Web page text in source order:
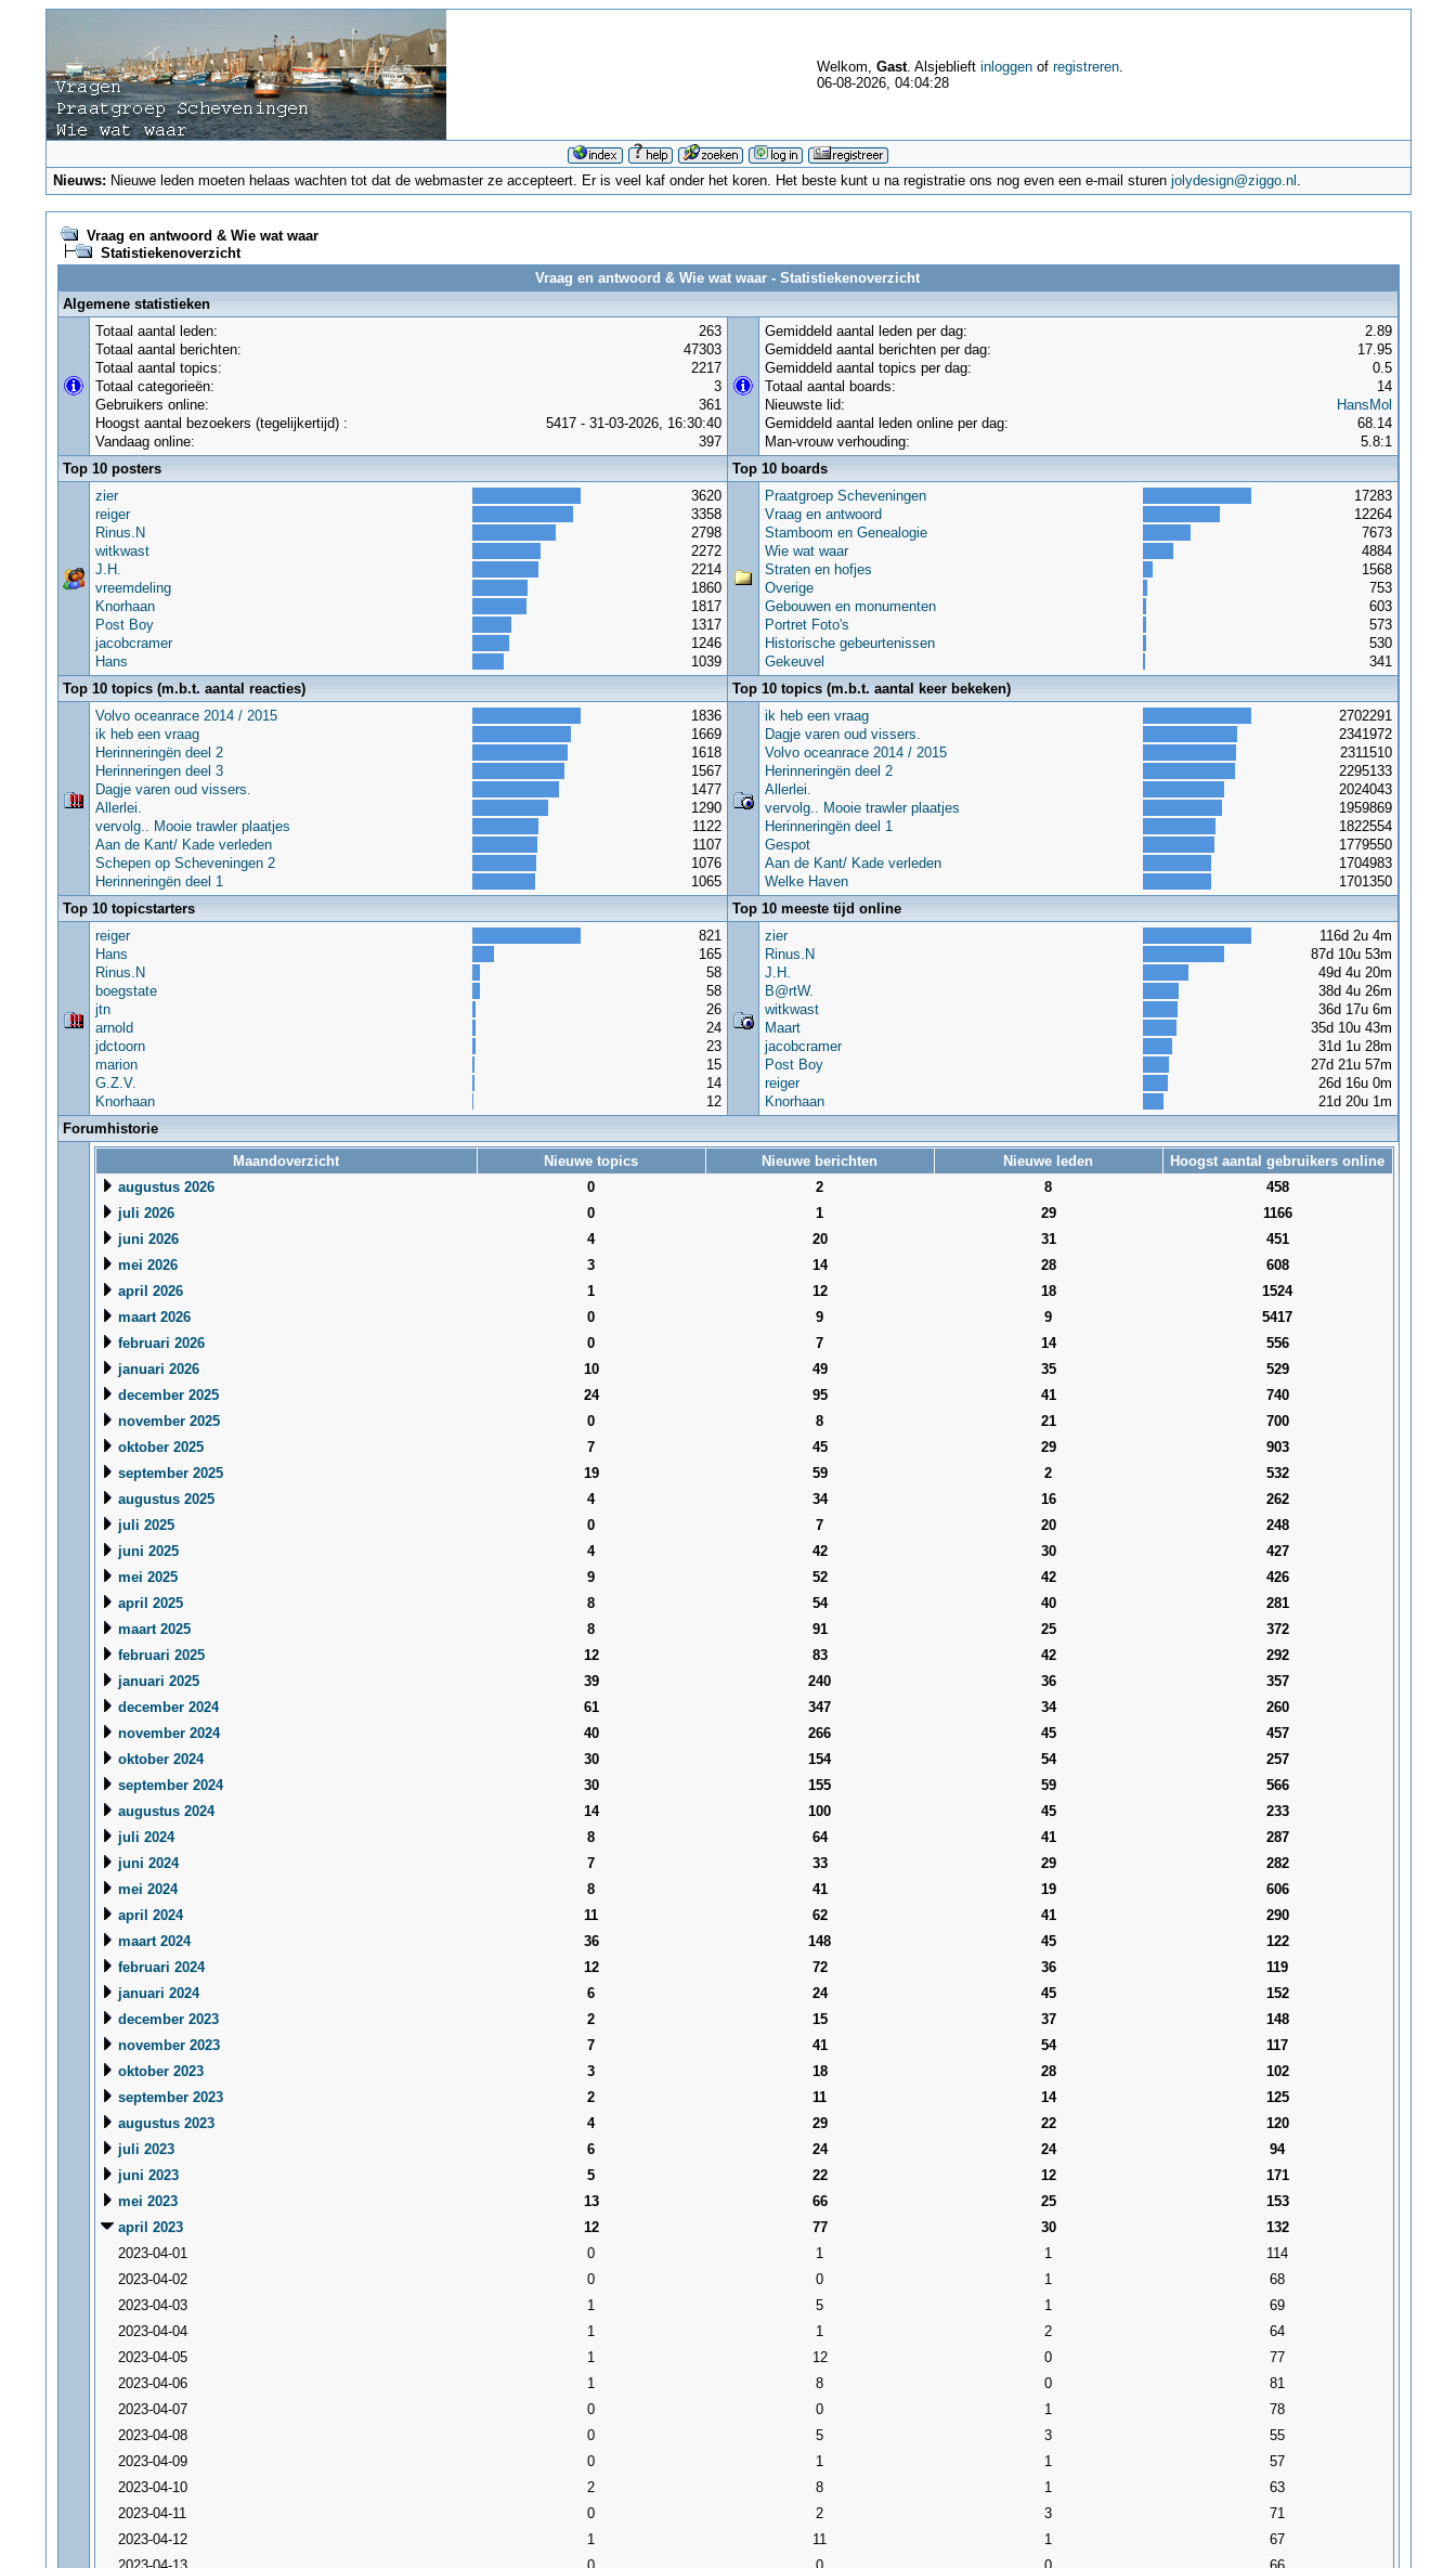
Welkom, Gast. Alsjeblieft inloggenof registreren.
06-08-2026, 04:04:28
Nieuws: Nieuwe leden moeten helaas wachten tot dat de webmaster ze accepteert. Er is veel kaf onder het koren. Het beste kunt u na registratie ons nog even een e-mail sturenjolydesign@ziggo.nl .
Vraag en antwoord & Wie wat waar
Statistiekenoverzicht
Vraag en antwoord & Wie wat waar - Statistiekenoverzicht
Algemene statistieken
Totaal aantal leden:
263
Totaal aantal berichten:
47303
Totaal aantal topics:
2217
Totaal categorieën:
3
Gebruikers online:
361
Hoogst aantal bezoekers (tegelijkertijd) :
5417 - 31-03-2026, 16:30:40
Vandaag online:
397
Gemiddeld aantal leden per dag:
2.89
Gemiddeld aantal berichten per dag:
17.95
Gemiddeld aantal topics per dag:
0.5
Totaal aantal boards:
14
Nieuwste lid:
HansMol
Gemiddeld aantal leden online per dag:
68.14
Man-vrouw verhouding:
5.8:1
Top 10 posters
Top 10 boards
zier
3620
reiger
3358
Rinus.N
2798
witkwast
2272
J.H.
2214
vreemdeling
1860
Knorhaan
1817
Post Boy
1317
jacobcramer
1246
Hans
1039
Praatgroep Scheveningen
17283
Vraag en antwoord
12264
Stamboom en Genealogie
7673
Wie wat waar
4884
Straten en hofjes
1568
Overige
753
Gebouwen en monumenten
603
Portret Foto's
573
Historische gebeurtenissen
530
Gekeuvel
341
Top 10 topics (m.b.t. aantal reacties)
Top 10 topics (m.b.t. aantal keer bekeken)
Volvo oceanrace 2014 / 2015
1836
ik heb een vraag
1669
Herinneringën deel 2
1618
Herinneringen deel 3
1567
Dagje varen oud vissers.
1477
Allerlei.
1290
vervolg.. Mooie trawler plaatjes
1122
Aan de Kant/ Kade verleden
1107
Schepen op Scheveningen 2
1076
Herinneringën deel 1
1065
ik heb een vraag
2702291
Dagje varen oud vissers.
2341972
Volvo oceanrace 2014 / 2015
2311510
Herinneringën deel 2
2295133
Allerlei.
2024043
vervolg.. Mooie trawler plaatjes
1959869
Herinneringën deel 1
1822554
Gespot
1779550
Aan de Kant/ Kade verleden
1704983
Welke Haven
1701350
Top 10 topicstarters
Top 10 meeste tijd online
reiger
821
Hans
165
Rinus.N
58
boegstate
58
jtn
26
arnold
24
jdctoorn
23
marion
15
G.Z.V.
14
Knorhaan
12
zier
116d 2u 4m
Rinus.N
87d 10u 53m
J.H.
49d 4u 20m
B@rtW.
38d 4u 26m
witkwast
36d 17u 6m
Maart
35d 10u 43m
jacobcramer
31d 1u 28m
Post Boy
27d 21u 57m
reiger
26d 16u 0m
Knorhaan
21d 20u 1m
Forumhistorie
Maandoverzicht
Nieuwe topics Nieuwe berichten Nieuwe leden
Hoogst aantal gebruikers online
augustus 2026
0 2 8
458
juli 2026
0 1 29
1166
juni 2026
4 20 31
451
mei 2026
3 14 28
608
april 2026
1 12 18
1524
maart 2026
0 9 9
5417
februari 2026
0 7 14
556
januari 2026
10 49 35
529
december 2025
24 95 41
740
november 2025
0 8 21
700
oktober 2025
7 45 29
903
september 2025
19 59 2
532
augustus 2025
4 34 16
262
juli 2025
0 7 20
248
juni 2025
4 42 30
427
mei 2025
9 52 42
426
april 2025
8 54 40
281
maart 2025
8 91 25
372
februari 2025
12 83 42
292
januari 2025
39 240 36
357
december 2024
61 347 34
260
november 2024
40 266 45
457
oktober 2024
30 154 54
257
september 2024
30 155 59
566
augustus 2024
14 100 45
233
juli 2024
8 64 41
287
juni 2024
7 33 29
282
mei 2024
8 41 19
606
april 2024
11 62 41
290
maart 2024
36 148 45
122
februari 2024
12 72 36
119
januari 2024
6 24 45
152
december 2023
2 15 37
148
november 2023
7 41 54
117
oktober 2023
3 18 28
102
september 2023
2 11 14
125
augustus 2023
4 29 22
120
juli 2023
6 24 24
94
juni 2023
5 22 12
171
mei 2023
13 66 25
153
april 2023
12 77 30
132
2023-04-01
0 1 1
114
2023-04-02
0 0 1
68
2023-04-03
1 5 1
69
2023-04-04
1 1 2
64
2023-04-05
1 12 0
77
2023-04-06
1 8 0
81
2023-04-07
0 0 1
78
2023-04-08
0 5 3
55
2023-04-09
0 1 1
57
2023-04-10
2 8 1
63
2023-04-11
0 2 3
71
2023-04-12
1 11 1
67